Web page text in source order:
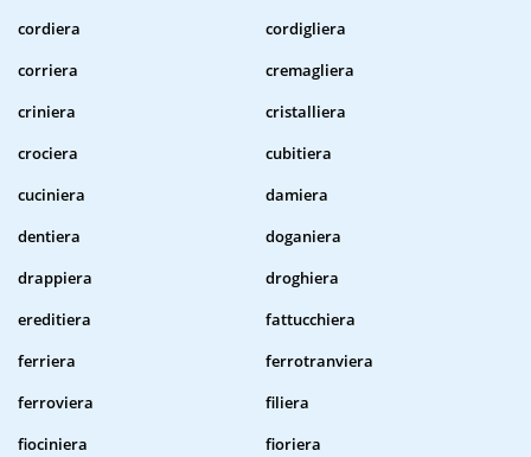
cordiera
cordigliera
corriera
cremagliera
criniera
cristalliera
crociera
cubitiera
cuciniera
damiera
dentiera
doganiera
drappiera
droghiera
ereditiera
fattucchiera
ferriera
ferrotranviera
ferroviera
filiera
fiociniera
fioriera